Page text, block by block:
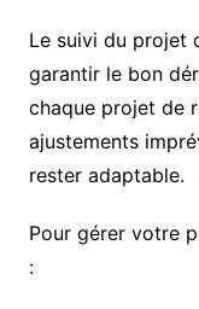
Le suivi du projet
garantir le bon
chaque projet de
ajustements
rester adaptable.
Pour gérer votre
: